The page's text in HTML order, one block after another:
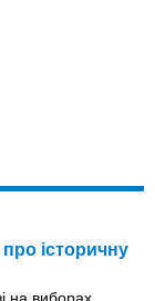
історичну